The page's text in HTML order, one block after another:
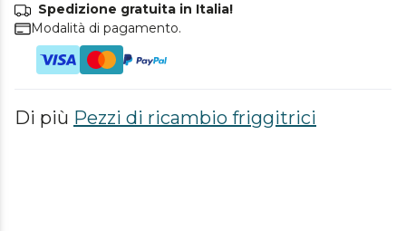
Spedizione gratuita in Italia!
Modalità di pagamento.
Di più Pezzi di ricambio friggitrici